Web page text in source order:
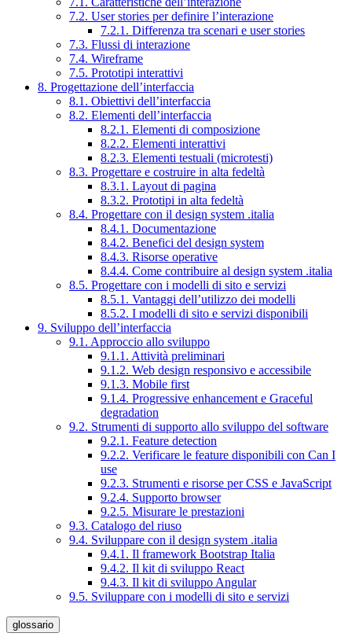
7.2. User stories per definire l’interazione
7.2.1. Differenza tra scenari e user stories
7.3. Flussi di interazione
7.4. Wireframe
7.5. Prototipi interattivi
8. Progettazione dell’interfaccia
8.1. Obiettivi dell’interfaccia
8.2. Elementi dell’interfaccia
8.2.1. Elementi di composizione
8.2.2. Elementi interattivi
8.2.3. Elementi testuali (microtesti)
8.3. Progettare e costruire in alta fedeltà
8.3.1. Layout di pagina
8.3.2. Prototipi in alta fedeltà
8.4. Progettare con il design system .italia
8.4.1. Documentazione
8.4.2. Benefici del design system
8.4.3. Risorse operative
8.4.4. Come contribuire al design system .italia
8.5. Progettare con i modelli di sito e servizi
8.5.1. Vantaggi dell’utilizzo dei modelli
8.5.2. I modelli di sito e servizi disponibili
9. Sviluppo dell’interfaccia
9.1. Approccio allo sviluppo
9.1.1. Attività preliminari
9.1.2. Web design responsivo e accessibile
9.1.3. Mobile first
9.1.4. Progressive enhancement e Graceful
degradation
9.2. Strumenti di supporto allo sviluppo del software
9.2.1. Feature detection
9.2.2. Verificare le feature disponibili con Can I
use
9.2.3. Strumenti e risorse per CSS e JavaScript
9.2.4. Supporto browser
9.2.5. Misurare le prestazioni
9.3. Catalogo del riuso
9.4. Sviluppare con il design system .italia
9.4.1. Il framework Bootstrap Italia
9.4.2. Il kit di sviluppo React
9.4.3. Il kit di sviluppo Angular
9.5. Sviluppare con i modelli di sito e servizi
glossario